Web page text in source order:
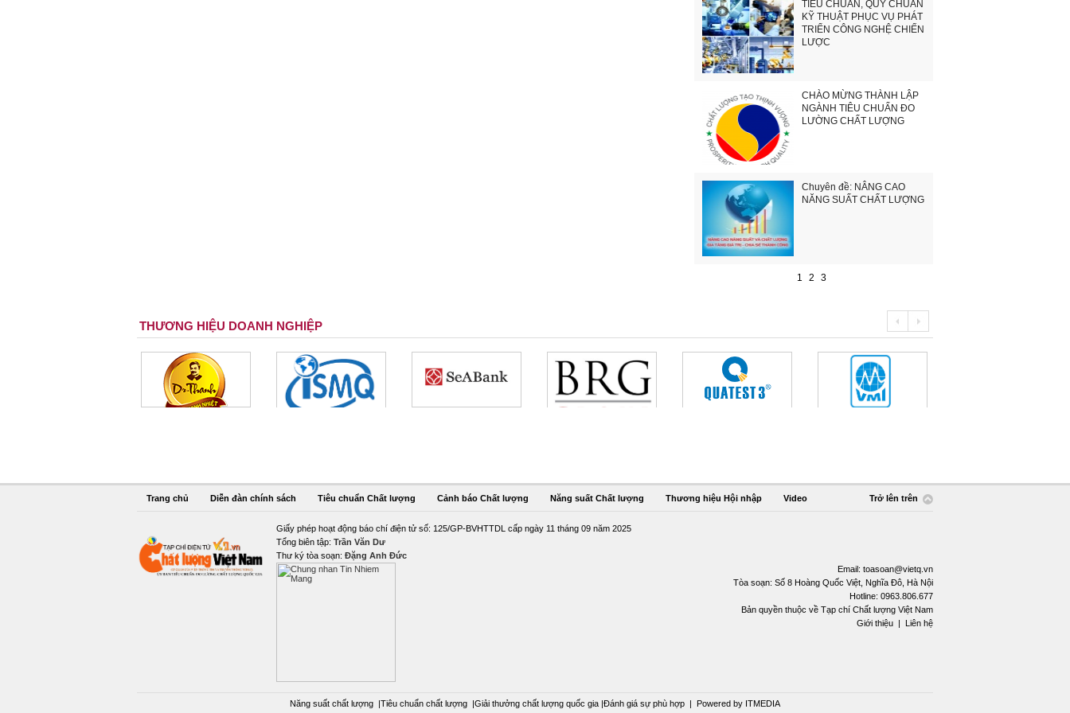
TIÊU CHUẨN, QUY CHUẨN
KỸ THUẬT PHỤC VỤ PHÁT
TRIỂN CÔNG NGHỆ CHIẾN
LƯỢC
CHÀO MỪNG THÀNH LẬP
NGÀNH TIÊU CHUẨN ĐO
LƯỜNG CHẤT LƯỢNG
Chuyên đề: NÂNG CAO
NĂNG SUẤT CHẤT LƯỢNG
1 2 3
THƯƠNG HIỆU DOANH NGHIỆP
Trang chủ Diễn đàn chính sách Tiêu chuẩn Chất lượng Cảnh báo Chất lượng Năng suất Chất lượng Thương hiệu Hội nhập Video Trở lên trên
Giấy phép hoạt động báo chí điện tử số: 125/GP-BVHTTDL cấp ngày 11 tháng 09 năm 2025
Tổng biên tập: Trần Văn Dư
Thư ký tòa soạn: Đặng Anh Đức
Email: toasoan@vietq.vn
Tòa soạn: Số 8 Hoàng Quốc Việt, Nghĩa Đô, Hà Nội
Hotline: 0963.806.677
Bản quyền thuộc về Tạp chí Chất lượng Việt Nam
Giới thiệu | Liên hệ
Năng suất chất lượng |Tiêu chuẩn chất lượng |Giải thưởng chất lượng quốc gia |Đánh giá sự phù hợp | Powered by ITMEDIA